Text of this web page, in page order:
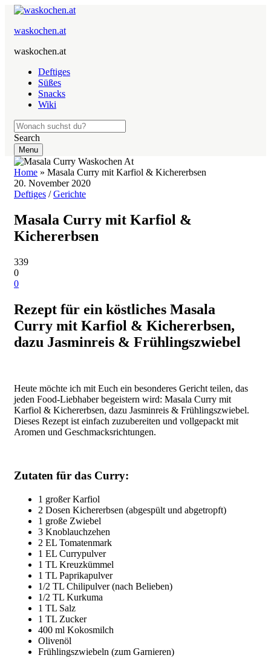
waskochen.at
waskochen.at
Deftiges
Süßes
Snacks
Wiki
Search
Menu
Home » Masala Curry mit Karfiol & Kichererbsen
20. November 2020
Deftiges /Gerichte
Masala Curry mit Karfiol &
Kichererbsen
339
0
0
Rezept für ein köstliches Masala
Curry mit Karfiol & Kichererbsen,
dazu Jasminreis & Frühlingszwiebel
Heute möchte ich mit Euch ein besonderes Gericht teilen, das
jeden Food-Liebhaber begeistern wird: Masala Curry mit
Karfiol & Kichererbsen, dazu Jasminreis & Frühlingszwiebel.
Dieses Rezept ist einfach zuzubereiten und vollgepackt mit
Aromen und Geschmacksrichtungen.
Zutaten für das Curry:
1 großer Karfiol
2 Dosen Kichererbsen (abgespült und abgetropft)
1 große Zwiebel
3 Knoblauchzehen
2 EL Tomatenmark
1 EL Currypulver
1 TL Kreuzkümmel
1 TL Paprikapulver
1/2 TL Chilipulver (nach Belieben)
1/2 TL Kurkuma
1 TL Salz
1 TL Zucker
400 ml Kokosmilch
Olivenöl
Frühlingszwiebeln (zum Garnieren)